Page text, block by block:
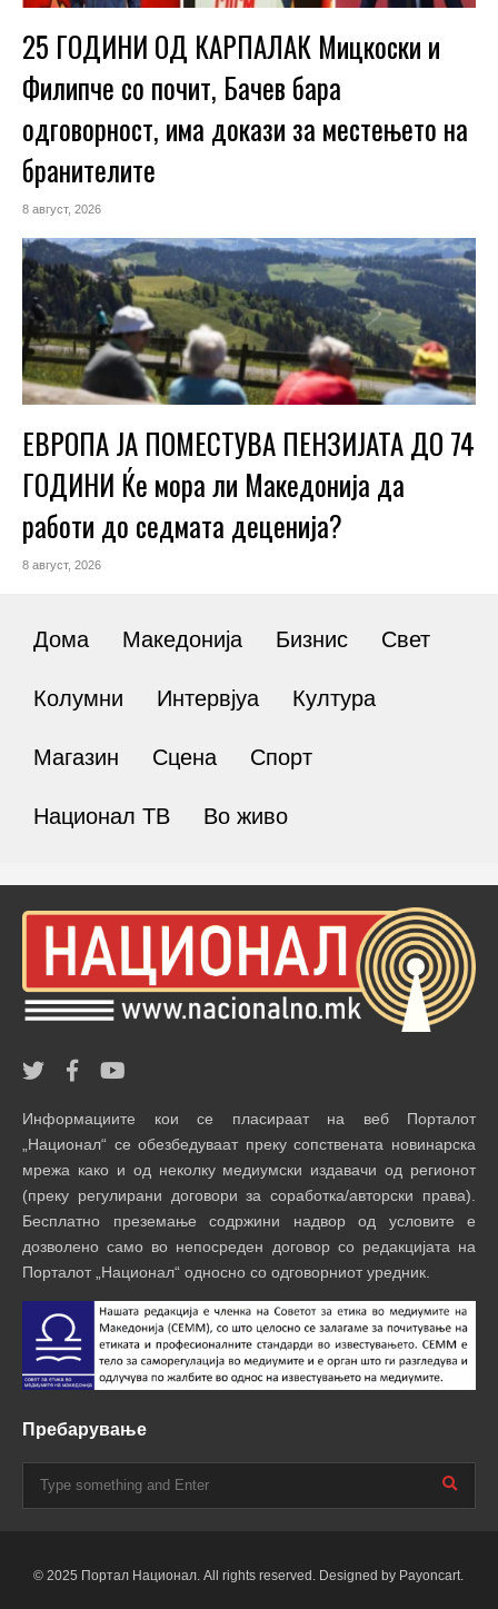
25 ГОДИНИ ОД КАРПАЛАК Мицкоски и
Филипче со почит, Бачев бара
одговорност, има докази за местењето на
бранителите
8 август, 2026
ЕВРОПА ЈА ПОМЕСТУВА ПЕНЗИЈАТА ДО 74
ГОДИНИ Ќе мора ли Македонија да
работи до седмата деценија?
8 август, 2026
Дома Македонија Бизнис Свет
Колумни Интервјуа Култура
Магазин Сцена Спорт
Национал ТВ Во живо
Информациите кои се пласираат на веб Порталот
„Национал“ се обезбедуваат преку сопствената новинарска
мрежа како и од неколку медиумски издавачи од регионот
(преку регулирани договори за соработка/авторски права).
Бесплатно преземање содржини надвор од условите е
дозволено само во непосреден договор со редакцијата на
Порталот „Национал“ односно со одговорниот уредник.
Пребарување
© 2025 Портал Национал. All rights reserved. Designed by Payoncart.